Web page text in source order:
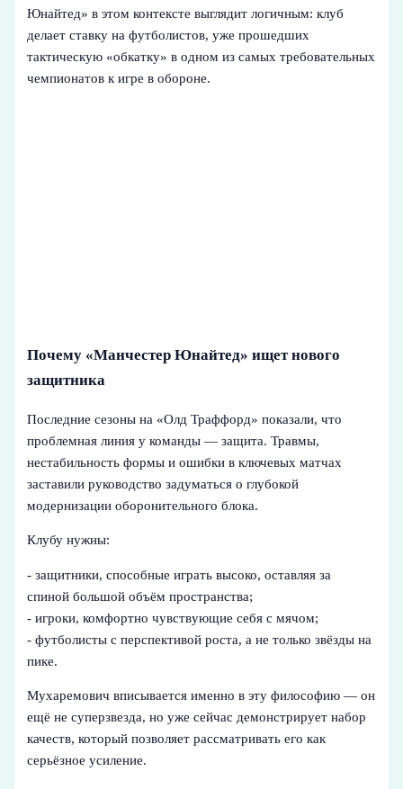
Юнайтед» в этом контексте выглядит логичным: клуб
делает ставку на футболистов, уже прошедших
тактическую «обкатку» в одном из самых требовательных
чемпионатов к игре в обороне.
Почему «Манчестер Юнайтед» ищет нового
защитника
Последние сезоны на «Олд Траффорд» показали, что
проблемная линия у команды — защита. Травмы,
нестабильность формы и ошибки в ключевых матчах
заставили руководство задуматься о глубокой
модернизации оборонительного блока.
Клубу нужны:
- защитники, способные играть высоко, оставляя за
спиной большой объём пространства;
- игроки, комфортно чувствующие себя с мячом;
- футболисты с перспективой роста, а не только звёзды на
пике.
Мухаремович вписывается именно в эту философию — он
ещё не суперзвезда, но уже сейчас демонстрирует набор
качеств, который позволяет рассматривать его как
серьёзное усиление.